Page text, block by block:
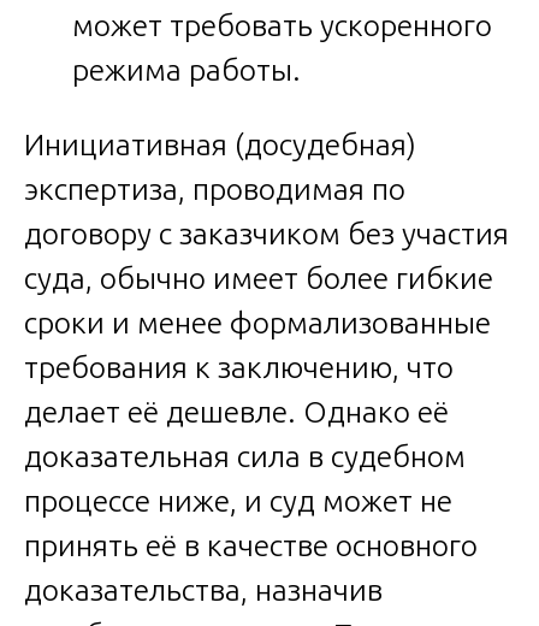
может требовать ускоренного
режима работы.
Инициативная (досудебная)
экспертиза, проводимая по
договору с заказчиком без участия
суда, обычно имеет более гибкие
сроки и менее формализованные
требования к заключению, что
делает её дешевле. Однако её
доказательная сила в судебном
процессе ниже, и суд может не
принять её в качестве основного
доказательства, назначив